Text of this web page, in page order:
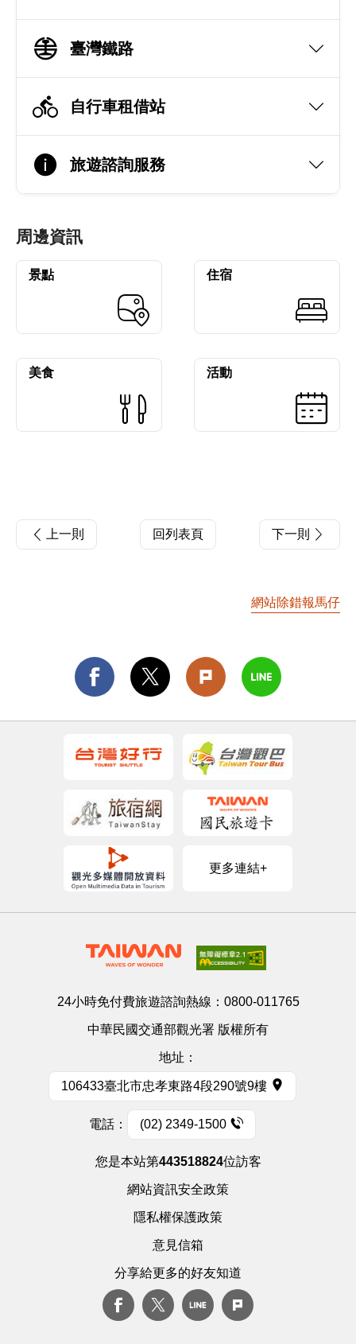
臺灣鐵路
自行車租借站
旅遊諮詢服務
周邊資訊
景點 住宿
美食 活動
上一則 回列表頁 下一則
網站除錯報馬仔
更多連結+
24小時免付費旅遊諮詢熱線： 0800-011765
中華民國交通部觀光署 版權所有
地址：
106433臺北市忠孝東路4段290號9樓
電話： (02) 2349-1500
您是本站第443518824位訪客
網站資訊安全政策
隱私權保護政策
意見信箱
分享給更多的好友知道